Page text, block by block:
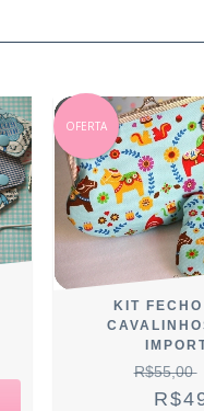
OFERTA
KIT
R$55,00